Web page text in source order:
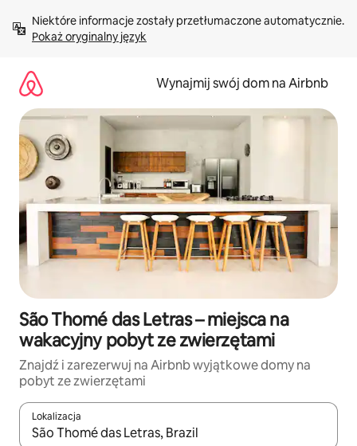
treści Pokaż oryginalny język
Wynajmij swój dom na Airbnb
São Thomé das Letras – miejsca na
wakacyjny pobyt ze zwierzętami
Znajdź i zarezerwuj na Airbnb wyjątkowe domy na
pobyt ze zwierzętami
Lokalizacja
Gdy wyniki będą dostępne, możesz poruszać się po nich za